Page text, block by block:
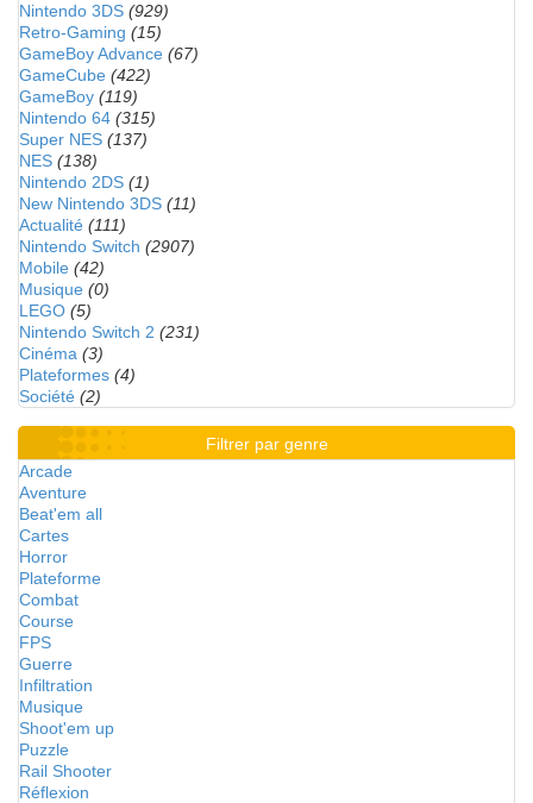
Nintendo 3DS (929)
Retro-Gaming (15)
GameBoy Advance (67)
GameCube (422)
GameBoy (119)
Nintendo 64 (315)
Super NES (137)
NES (138)
Nintendo 2DS (1)
New Nintendo 3DS (11)
Actualité (111)
Nintendo Switch (2907)
Mobile (42)
Musique (0)
LEGO (5)
Nintendo Switch 2 (231)
Cinéma (3)
Plateformes (4)
Société (2)
Filtrer par genre
Arcade
Aventure
Beat'em all
Cartes
Horror
Plateforme
Combat
Course
FPS
Guerre
Infiltration
Musique
Shoot'em up
Puzzle
Rail Shooter
Réflexion